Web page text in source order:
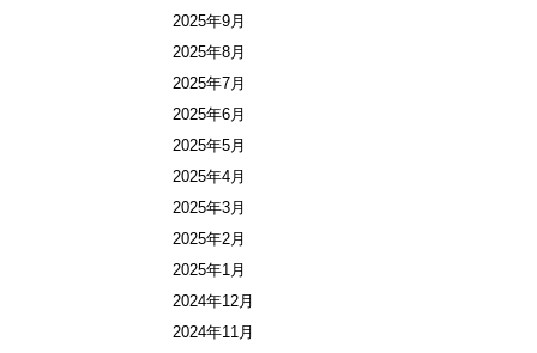
2025年9月
2025年8月
2025年7月
2025年6月
2025年5月
2025年4月
2025年3月
2025年2月
2025年1月
2024年12月
2024年11月